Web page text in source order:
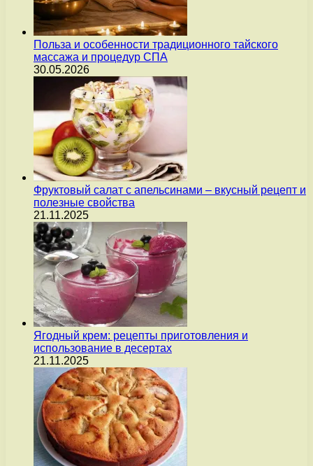
Польза и особенности традиционного тайского
массажа и процедур СПА
30.05.2026
Фруктовый салат с апельсинами – вкусный рецепт и
полезные свойства
21.11.2025
Ягодный крем: рецепты приготовления и
использование в десертах
21.11.2025